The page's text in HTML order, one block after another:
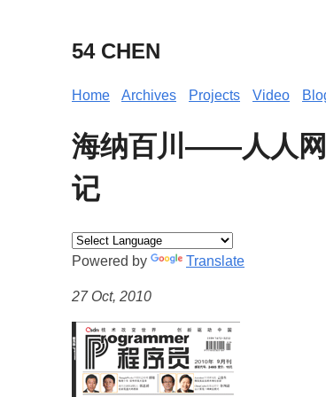
54 CHEN
Home Archives Projects Video
海纳百川——人人网
记
Powered by Translate
27 Oct, 2010